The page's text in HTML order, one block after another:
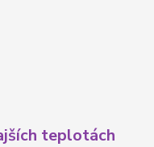
teplotách